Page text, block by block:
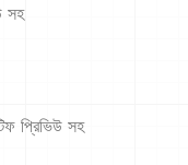
সহ
প্রিভিউ সহ